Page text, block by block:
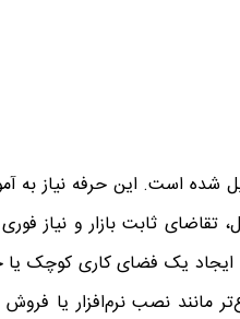
شده است. این حرفه نیاز به
ثابت بازار و نیاز
ایجاد یک فضای کاری کوچک یا
نصب نرم‌افزار یا فروش